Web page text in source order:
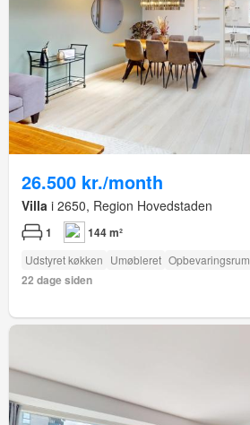
26.500 kr./month
Villa i 2650, Region Hovedstaden
1 144 m²
Udstyret køkken Umøbleret Opbevaringsrum
22 dage siden